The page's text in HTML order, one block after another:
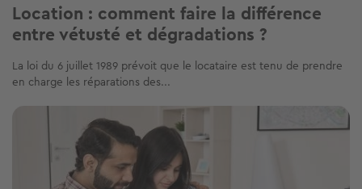
Location : comment faire la différence
entre vétusté et dégradations ?
La loi du 6 juillet 1989 prévoit que le locataire est tenu de prendre
en charge les réparations des...